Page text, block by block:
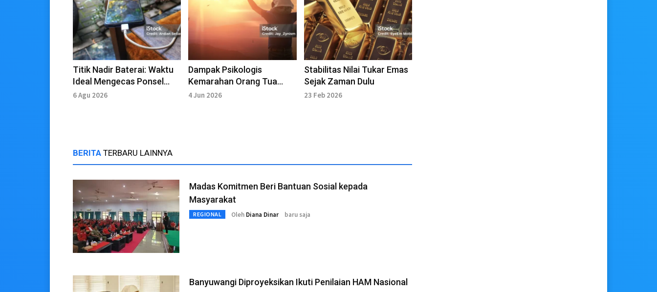
Titik Nadir Baterai: Waktu
Ideal Mengecas Ponsel
Pintar
6 Agu 2026
Dampak Psikologis
Kemarahan Orang Tua
Terhadap Anak
4 Jun 2026
Stabilitas Nilai Tukar Emas
Sejak Zaman Dulu
23 Feb 2026
BERITA TERBARU LAINNYA
Madas Komitmen Beri Bantuan Sosial kepada
Masyarakat
REGIONAL Oleh Diana Dinar baru saja
Banyuwangi Diproyeksikan Ikuti Penilaian HAM Nasional